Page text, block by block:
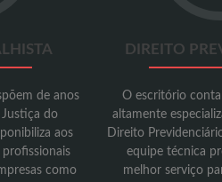
de anos
do
aos
profissionais
como
DIREITO
O escritório
altamente
Direito
equipe técnica
melhor serviço